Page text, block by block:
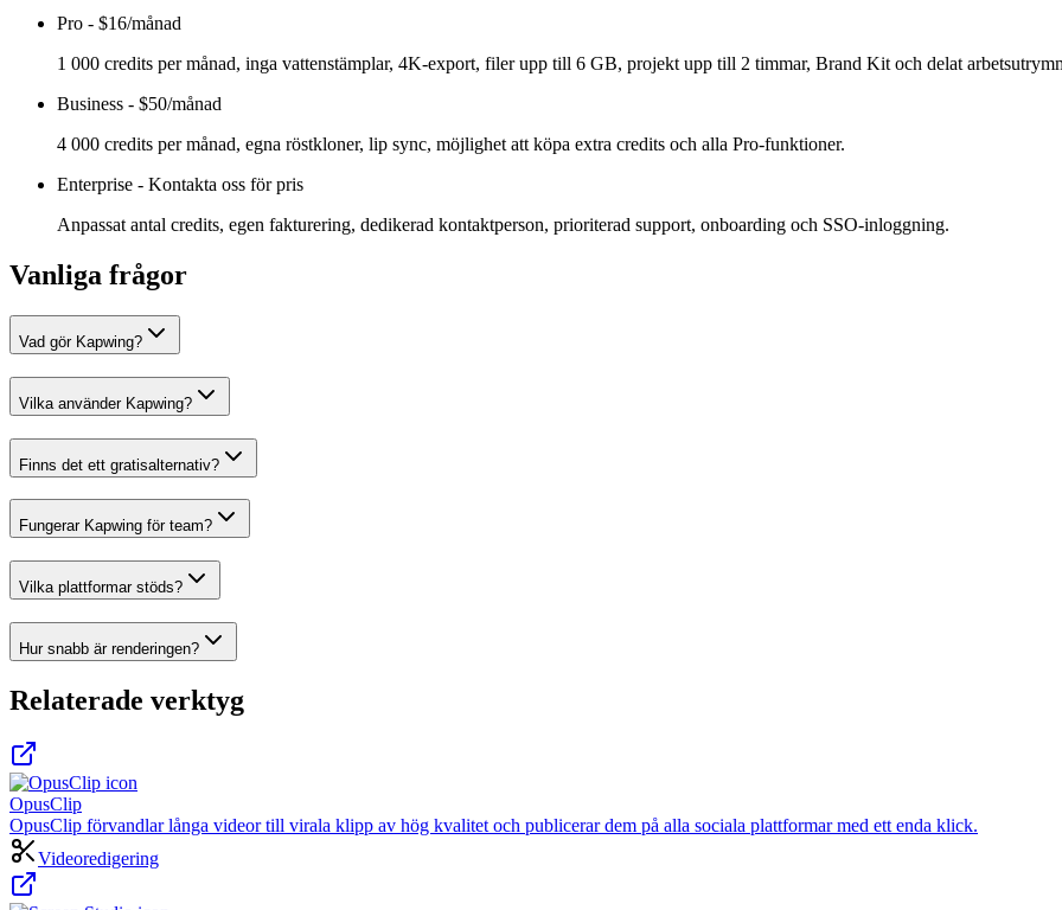
Pro - $16/månad
1 000 credits per månad, inga vattenstämplar, 4K-export, filer upp till 6 GB, projekt upp till 2 timmar, Brand Kit och delat
Business - $50/månad
4 000 credits per månad, egna röstkloner, lip sync, möjlighet att köpa extra credits och alla Pro-funktioner.
Enterprise - Kontakta oss för pris
Anpassat antal credits, egen fakturering, dedikerad kontaktperson, prioriterad support, onboarding och SSO-inloggning.
Vanliga frågor
Vad gör Kapwing?
Vilka använder Kapwing?
Finns det ett gratisalternativ?
Fungerar Kapwing för team?
Vilka plattformar stöds?
Hur snabb är renderingen?
Relaterade verktyg
OpusClip
OpusClip förvandlar långa videor till virala klipp av hög kvalitet och publicerar dem på alla sociala plattformar med ett enda klick.
Videoredigering